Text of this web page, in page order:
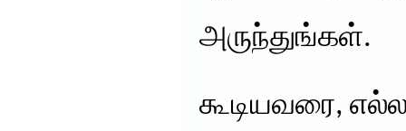
அருந்துங்கள்.
கூடியவரை,